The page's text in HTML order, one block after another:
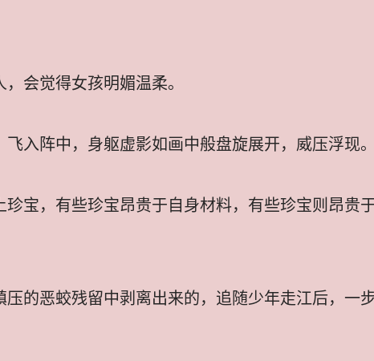
会觉得女孩明媚温柔。
入阵中，身躯虚影如画中般盘旋展开，威压浮现。
宝，有些珍宝昂贵于自身材料，有些珍宝则昂贵
的恶蛟残留中剥离出来的，追随少年走江后，一